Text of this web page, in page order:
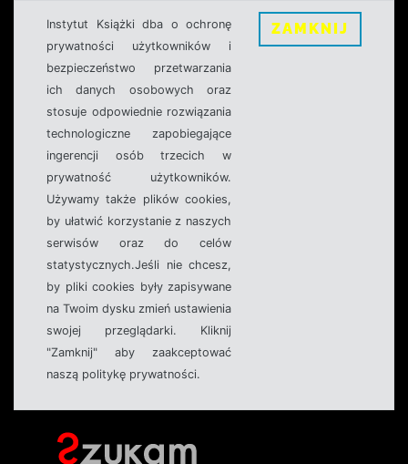
Instytut Książki dba o ochronę
prywatności użytkowników i
bezpieczeństwo przetwarzania
ich danych osobowych oraz
stosuje odpowiednie rozwiązania
technologiczne zapobiegające
ingerencji osób trzecich w
prywatność użytkowników.
Używamy także plików cookies,
by ułatwić korzystanie z naszych
serwisów oraz do celów
statystycznych.Jeśli nie chcesz,
by pliki cookies były zapisywane
na Twoim dysku zmień ustawienia
swojej przeglądarki. Kliknij
"Zamknij" aby zaakceptować
naszą politykę prywatności.
ZAMKNIJ